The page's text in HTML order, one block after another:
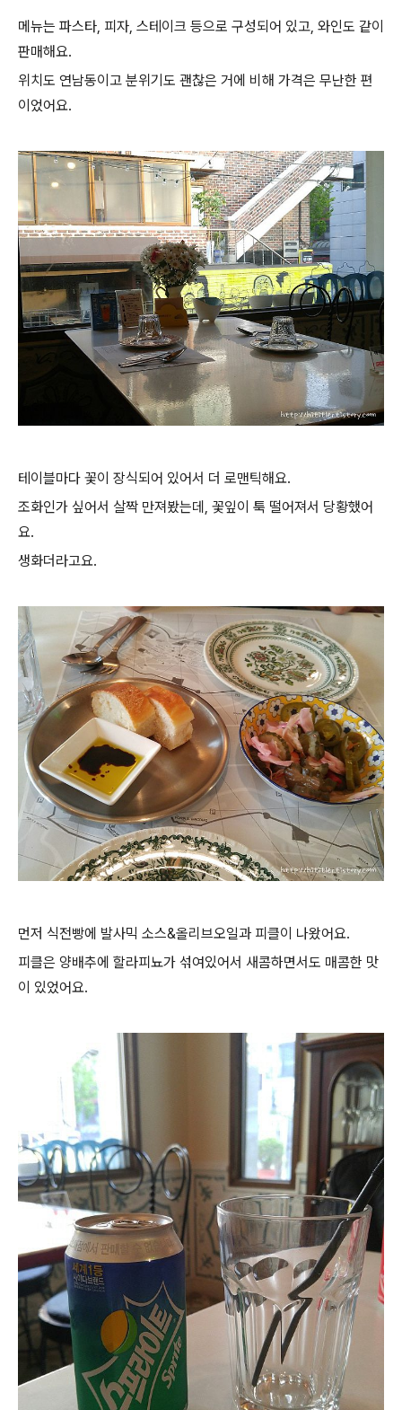
메뉴는 파스타, 피자, 스테이크 등으로 구성되어 있고, 와인도 같이
판매해요.
위치도 연남동이고 분위기도 괜찮은 거에 비해 가격은 무난한 편
이었어요.
테이블마다 꽃이 장식되어 있어서 더 로맨틱해요.
조화인가 싶어서 살짝 만져봤는데, 꽃잎이 툭 떨어져서 당황했어
요.
생화더라고요.
먼저 식전빵에 발사믹 소스&올리브오일과 피클이 나왔어요.
피클은 양배추에 할라피뇨가 섞여있어서 새콤하면서도 매콤한 맛
이 있었어요.